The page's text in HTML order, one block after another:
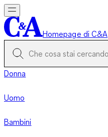
Homepage di C&A
Donna
Uomo
Bambini